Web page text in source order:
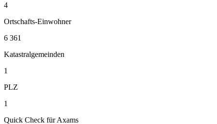
4
Ortschafts-Einwohner
6 361
Katastralgemeinden
1
PLZ
1
Quick Check für Axams